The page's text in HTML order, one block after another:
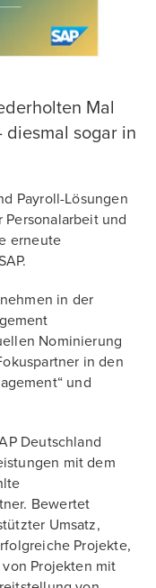
Mal
diesmal sogar in
Payroll-Lösungen
und
erneute
in der
Nominierung
in den
und
Deutschland
mit dem
Bewertet
Umsatz,
Projekte,
Projekten mit